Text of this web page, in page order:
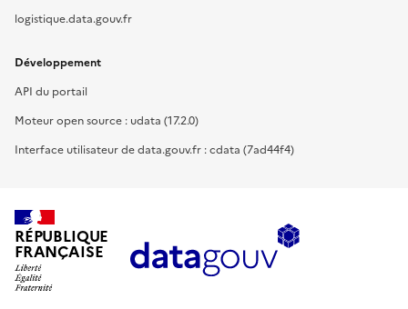
logistique.data.gouv.fr
Développement
API du portail
Moteur open source : udata (17.2.0)
Interface utilisateur de data.gouv.fr : cdata (7ad44f4)
RÉPUBLIQUE
FRANÇAISE